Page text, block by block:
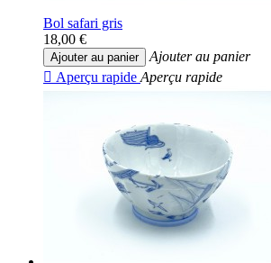
Bol safari gris
18,00 €
Ajouter au panier
Ajouter au panier
 Aperçu rapide Aperçu rapide